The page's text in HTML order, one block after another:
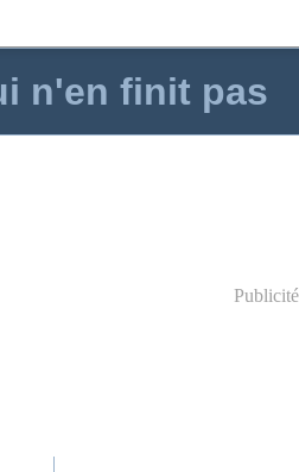
n'en finit pas
Publicité